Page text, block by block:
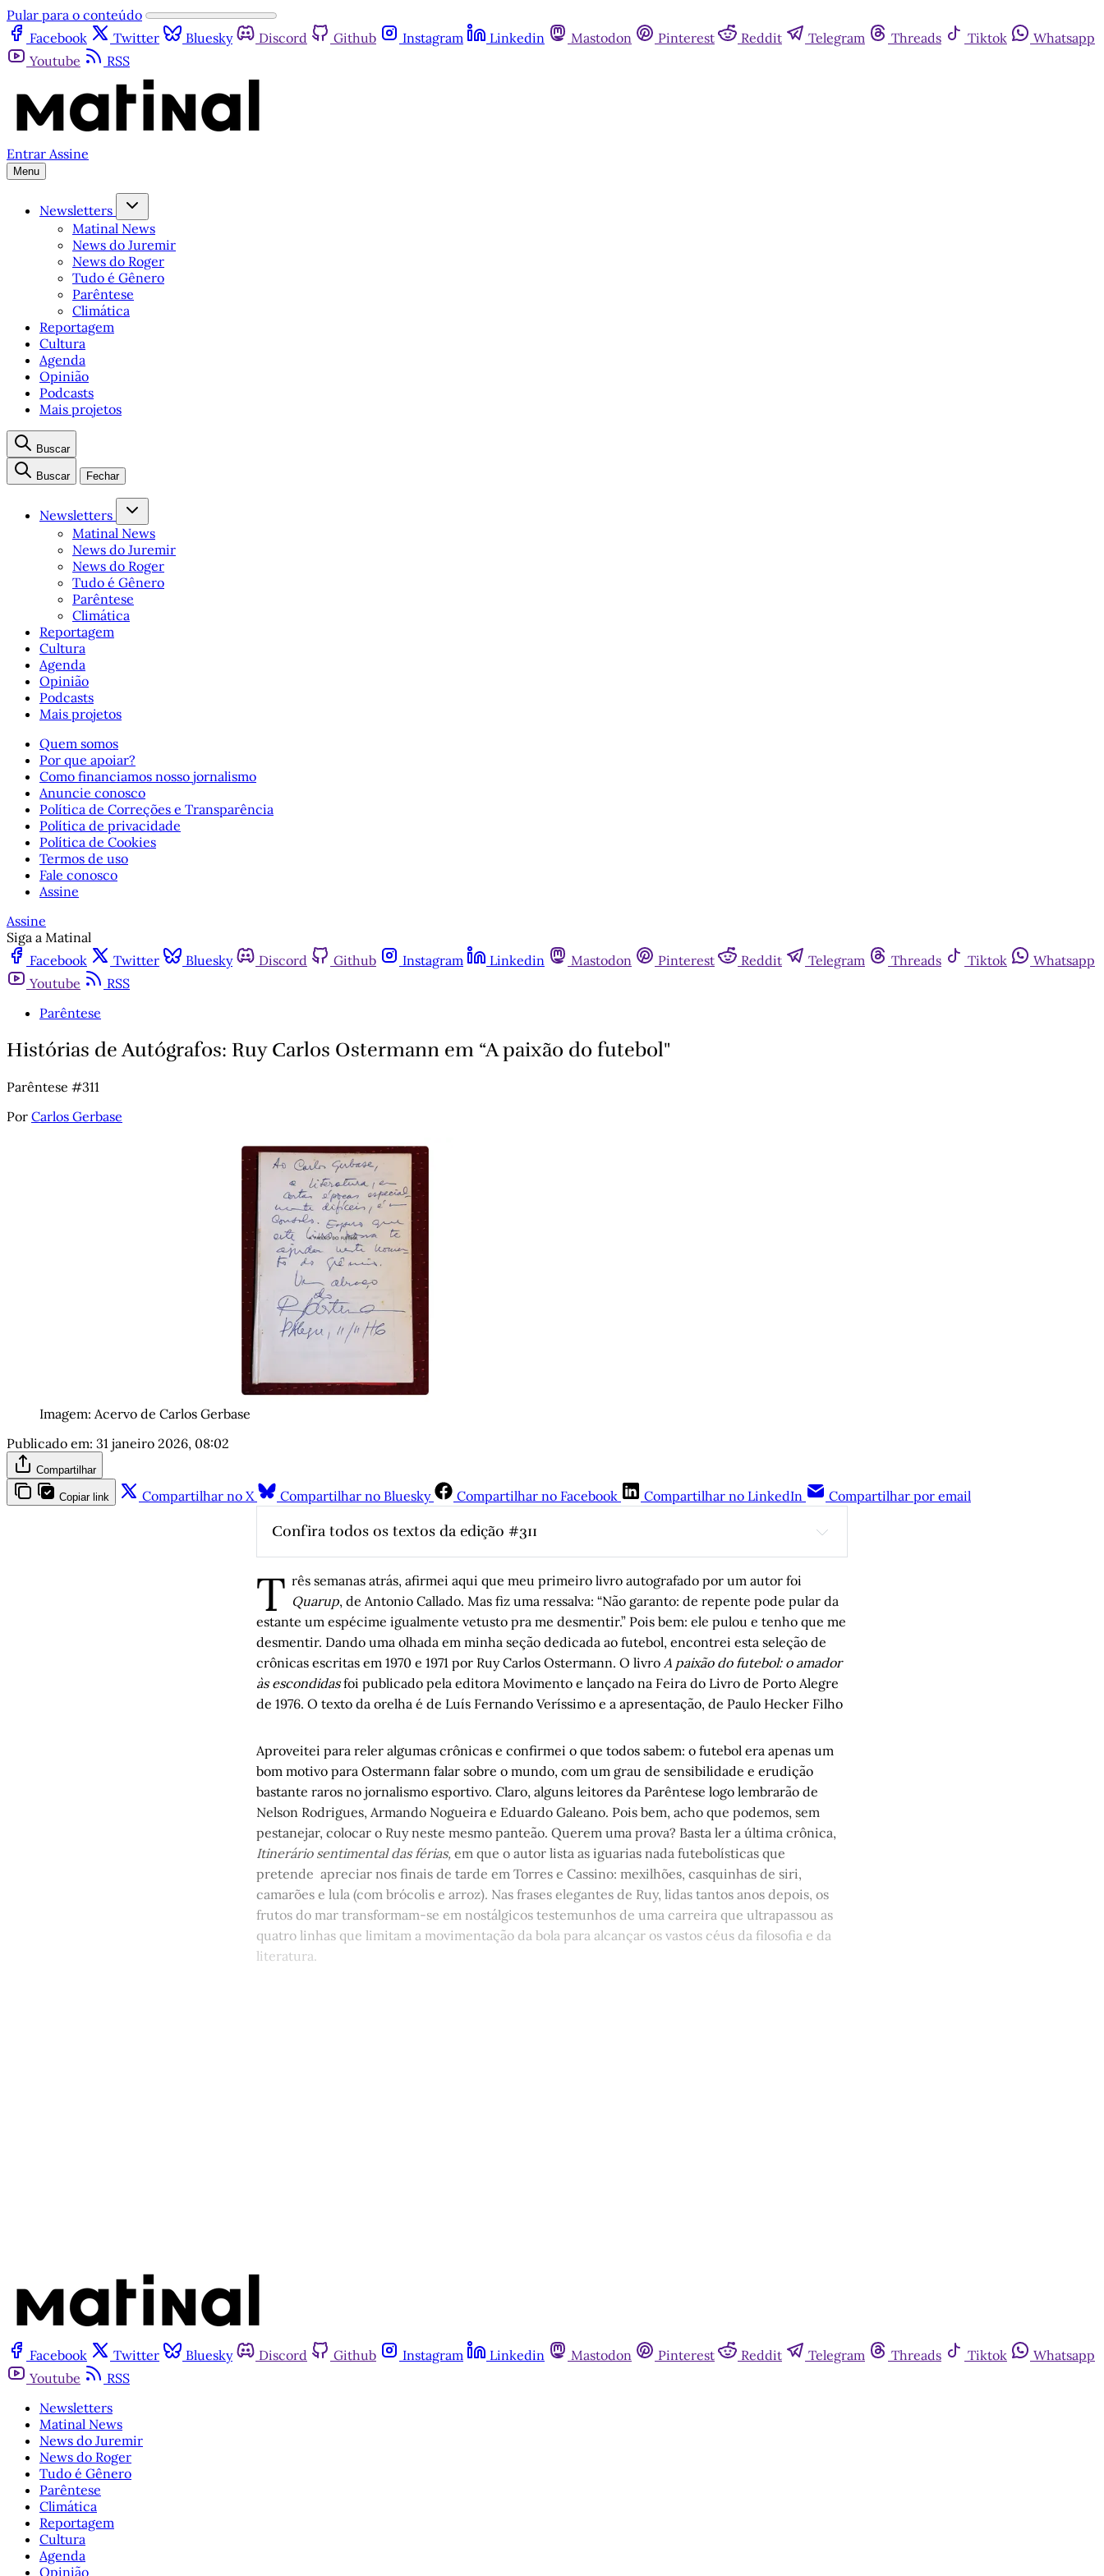
Pular para o conteúdo
Facebook
Twitter Bluesky Discord Github Instagram Linkedin Mastodon Pinterest Reddit Telegram Threads Tiktok
Whatsapp
Youtube
RSS
Entrar Assine
Menu
Newsletters
Matinal News
News do Juremir
News do Roger
Tudo é Gênero
Parêntese
Climática
Reportagem
Cultura
Agenda
Opinião
Podcasts
Mais projetos
Buscar
Buscar Fechar
Newsletters
Matinal News
News do Juremir
News do Roger
Tudo é Gênero
Parêntese
Climática
Reportagem
Cultura
Agenda
Opinião
Podcasts
Mais projetos
Quem somos
Por que apoiar?
Como financiamos nosso jornalismo
Anuncie conosco
Política de Correções e Transparência
Política de privacidade
Política de Cookies
Termos de uso
Fale conosco
Assine
Assine
Siga a Matinal
Facebook
Twitter Bluesky Discord Github Instagram Linkedin Mastodon Pinterest Reddit Telegram Threads Tiktok
Whatsapp
Youtube
RSS
Parêntese
Histórias de Autógrafos: Ruy Carlos Ostermann em “A paixão do futebol"
Parêntese #311
Por Carlos Gerbase
Imagem: Acervo de Carlos Gerbase
Publicado em: 31 janeiro 2026, 08:02
Compartilhar
Copiar link Compartilhar no X Compartilhar no Bluesky Compartilhar no Facebook Compartilhar no LinkedIn Compartilhar por email
Confira todos os textos da edição #311
Se quiser entender a história do povo negro, é preciso atentar para as manifestações
culturais negras
, por Raphaela Donaduce Flores
Djalma do Alegrete: “O último abacaxi que lancei na sociedade de consumo internacional”
– Parte I , por Jandiro Koch
Personagens de uma vida: Luís Gomes, Juremir Machado da Silva
Histórias de Autógrafos: Ruy Carlos Ostermann em “A paixão do futebol", por Carlos
Gerbase
O povo de religião em filme: uma entrevista com Carlos Caramez, por Luís Augusto
Medir em palavras as coisas humanas, por Helena Terra
Da roça ao Planalto, por Nubia Silveira
1902: Uma litografia a cores no relatório dos comerciários , por Arnoldo Doberstein
A medida das coisas humanas: capítulo I , por Helena Terra
T rês semanas atrás, afirmei aqui que meu primeiro livro autografado por um autor foi
Quarup, de Antonio Callado. Mas fiz uma ressalva: “Não garanto: de repente pode pular da
estante um espécime igualmente vetusto pra me desmentir.” Pois bem: ele pulou e tenho que me
desmentir. Dando uma olhada em minha seção dedicada ao futebol, encontrei esta seleção de
crônicas escritas em 1970 e 1971 por Ruy Carlos Ostermann. O livro A paixão do futebol: o amador
às escondidasfoi publicado pela editora Movimento e lançado na Feira do Livro de Porto Alegre
de 1976. O texto da orelha é de Luís Fernando Veríssimo e a apresentação, de Paulo Hecker Filho
Aproveitei para reler algumas crônicas e confirmei o que todos sabem: o futebol era apenas um
bom motivo para Ostermann falar sobre o mundo, com um grau de sensibilidade e erudição
bastante raros no jornalismo esportivo. Claro, alguns leitores da Parêntese logo lembrarão de
Nelson Rodrigues, Armando Nogueira e Eduardo Galeano. Pois bem, acho que podemos, sem
pestanejar, colocar o Ruy neste mesmo panteão. Querem uma prova? Basta ler a última crônica,
Itinerário sentimental das férias, em que o autor lista as iguarias nada futebolísticas que
pretende apreciar nos finais de tarde em Torres e Cassino: mexilhões, casquinhas de siri,
camarões e lula (com brócolis e arroz). Nas frases elegantes de Ruy, lidas tantos anos depois, os
frutos do mar transformam-se em nostálgicos testemunhos de uma carreira que ultrapassou as
quatro linhas que limitam a movimentação da bola para alcançar os vastos céus da filosofia e da
literatura.
Facebook Twitter Bluesky Discord Github Instagram Linkedin Mastodon Pinterest Reddit Telegram Threads Tiktok
Whatsapp
Youtube
RSS
Newsletters
Matinal News
News do Juremir
News do Roger
Tudo é Gênero
Parêntese
Climática
Reportagem
Cultura
Agenda
Opinião